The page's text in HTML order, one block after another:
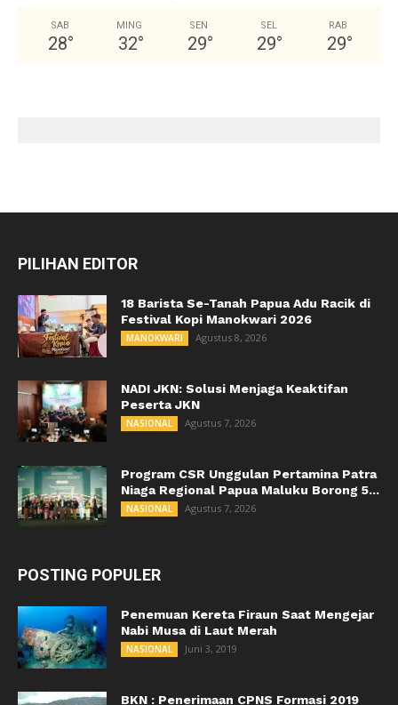
SAB
28°
MING
32°
SEN
29°
SEL
29°
RAB
29°
PILIHAN EDITOR
18 Barista Se-Tanah Papua Adu Racik di
Festival Kopi Manokwari 2026
MANOKWARI Agustus 8, 2026
NADI JKN: Solusi Menjaga Keaktifan
Peserta JKN
NASIONAL Agustus 7, 2026
Program CSR Unggulan Pertamina Patra
Niaga Regional Papua Maluku Borong 5...
NASIONAL Agustus 7, 2026
POSTING POPULER
Penemuan Kereta Firaun Saat Mengejar
Nabi Musa di Laut Merah
NASIONAL Juni 3, 2019
BKN : Penerimaan CPNS Formasi 2019